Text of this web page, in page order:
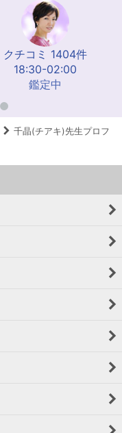
クチコミ 1404件
18:30-02:00
鑑定中
千晶(チアキ)先生プロフ